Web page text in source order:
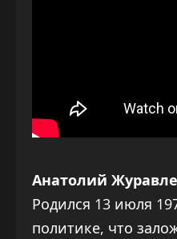
Анатолий
Родился 13 июля
политике, что